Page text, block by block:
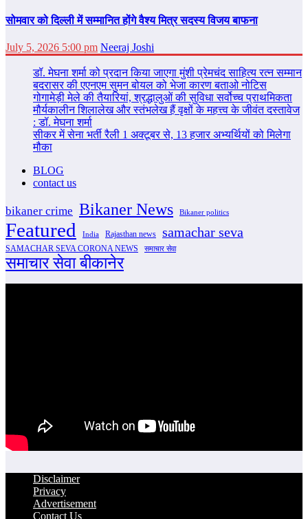
सोमवार को दिल्‍ली में सम्‍मानित होंगे वैश्य मित्र सदस्य विजय बाफना
July 5, 2026 5:00 pm Neeraj Joshi
डॉ. मेघना शर्मा को प्रदान किया जाएगा मुंशी प्रेमचंद साहित्य रत्न सम्‍मान
बदरासर की एएनएम सुमन बोयल को भेजा कारण बताओ नोटिस
गोगामेड़ी मेले की तैयारियां, श्रद्धालुओं की सुविधा सर्वोच्च प्राथमिकता
मौर्यकालीन शिलालेख और स्तंभलेख हैं वृक्षों के महत्त्व के जीवंत दस्तावेज
: डॉ. मेघना शर्मा
सीकर में सेना भर्ती रैली 1 अक्टूबर से, 13 हजार अभ्यर्थियों को मिलेगा
मौका
BLOG
contact us
bikaner crime Bikaner News Bikaner politics
Featured India Rajasthan news samachar seva
SAMACHAR SEVA CORONA NEWS समाचार सेवा
समाचार सेवा बीकानेर
Disclaimer
Privacy
Advertisement
Contact Us